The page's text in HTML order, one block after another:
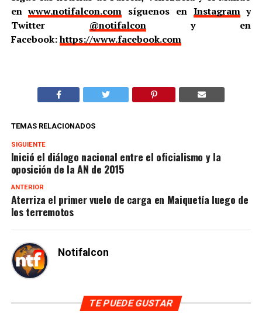
enwww.notifalcon.com síguenos en Instagramy
Twitter @notifalcony en
Facebook:https://www.facebook.com
TEMAS RELACIONADOS
SIGUIENTE
Inició el diálogo nacional entre el oficialismo y la
oposición de la AN de 2015
ANTERIOR
Aterriza el primer vuelo de carga en Maiquetía luego de
los terremotos
Notifalcon
TE PUEDE GUSTAR